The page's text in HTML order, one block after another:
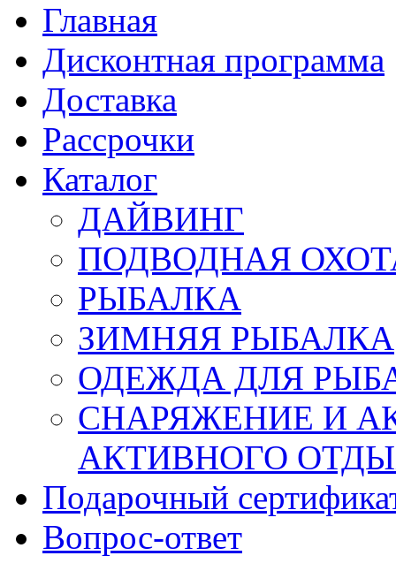
Главная
Дисконтная программа
Доставка
Рассрочки
Каталог
ДАЙВИНГ
ПОДВОДНАЯ
РЫБАЛКА
ЗИМНЯЯ РЫБАЛКА
ОДЕЖДА ДЛЯ
СНАРЯЖЕНИЕ И
АКТИВНОГО
Подарочный
Вопрос-ответ